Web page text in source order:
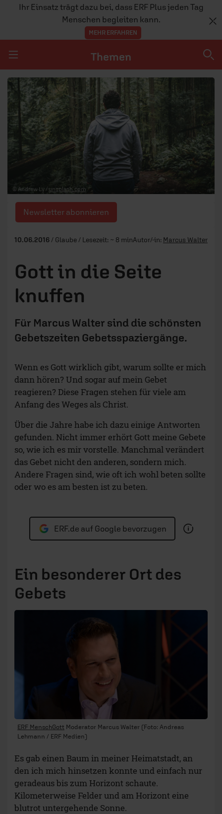
Ihr Einsatz trägt dazu bei, dass ERF Plus jeden Tag
Menschen begleiten kann.
MEHR ERFAHREN
Navigation überspringen
Themen
Themen
DOSSIERS
GLAUBE
MENSCHEN
TEAM
© Andrew Ly / unsplash.com
Newsletter abonnieren
10.06.2016 / Glaube / Lesezeit: ~ 8 minAutor/-in: Marcus Walter
Gott in die Seite
knuffen
Für Marcus Walter sind die schönsten
Gebetszeiten Gebetsspaziergänge.
Wenn es Gott wirklich gibt, warum sollte er mich
dann hören? Und sogar auf mein Gebet
reagieren? Diese Fragen stehen für viele am
Anfang des Weges als Christ.
Über die Jahre habe ich dazu einige Antworten
gefunden. Nicht immer erhört Gott meine Gebete
so, wie ich es mir vorstelle. Manchmal verändert
das Gebet nicht den anderen, sondern mich.
Andere Fragen sind, wie oft ich wohl beten sollte
oder wo es am besten ist zu beten.
ERF.de auf Google bevorzugen
Ein besonderer Ort des
Gebets
ERF MenschGott Moderator Marcus Walter (Foto: Andreas
Lehmann / ERF Medien)
Es gab einen Baum in meiner Heimatstadt, an
den ich mich hinsetzen konnte und einfach nur
geradeaus bis zum Horizont schaute.
Kilometerweise Felder und am Horizont eine
blutrot untergehende Sonne.